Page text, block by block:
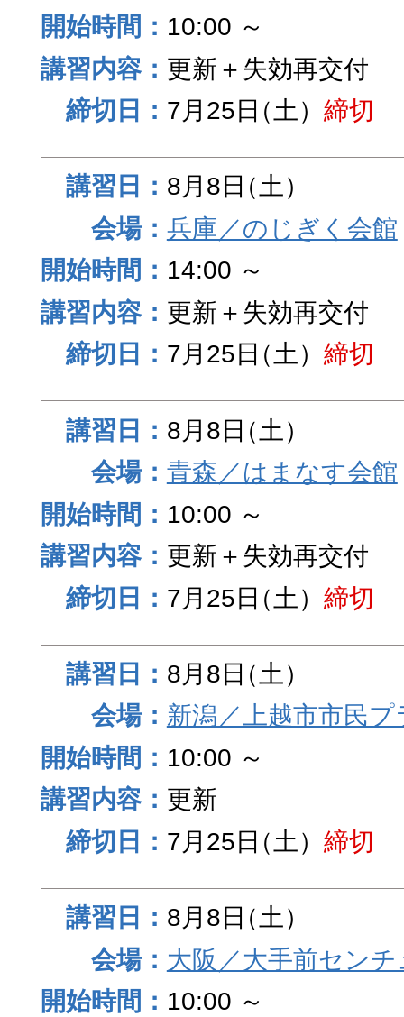
10:00 ～
更新＋失効再交付
7月25日（土） 締切
8月8日（土）
兵庫／のじぎく会館
14:00 ～
更新＋失効再交付
7月25日（土） 締切
8月8日（土）
青森／はまなす会館
10:00 ～
更新＋失効再交付
7月25日（土） 締切
8月8日（土）
新潟／上越市市民プ
10:00 ～
更新
7月25日（土） 締切
8月8日（土）
大阪／大手前セン
10:00 ～